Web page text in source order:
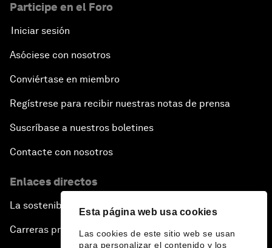
Esta página web usa cookies
Las cookies de este sitio web se usan
para personalizar el contenido y los
Participe en el Foro
Iniciar sesión
Asóciese con nosotros
Conviértase en miembro
Regístrese para recibir nuestras notas de prensa
Suscríbase a nuestros boletines
Contacte con nosotros
Enlaces directos
La sostenibilidad en el Foro
Carreras profesionales